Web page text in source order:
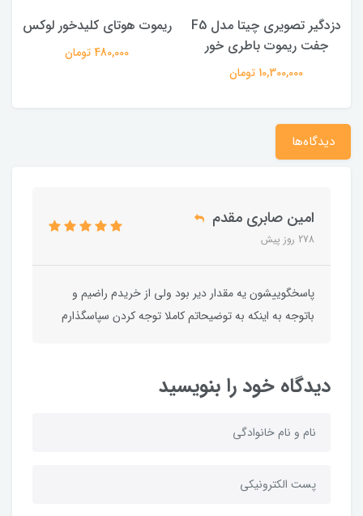
دزدگیر تصویری چیتا مدل F5
جفت ریموت باطری خور
10,300,000 تومان
ریموت هوتای کلیدخور لوکس
480,000 تومان
دیدگاه‌ها
امین صابری مقدم
278 روز پیش
پاسخگوییشون یه مقدار دیر بود ولی از خریدم راضیم و
باتوجه به اینکه به توضیحاتم کاملا توجه کردن سپاسگذارم
دیدگاه خود را بنویسید